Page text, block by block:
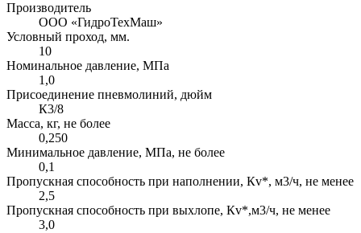
Производитель
ООО «ГидроТехМаш»
Условный проход, мм.
10
Номинальное давление, МПа
1,0
Присоединение пневмолиний, дюйм
К3/8
Масса, кг, не более
0,250
Минимальное давление, МПа, не более
0,1
Пропускная способность при наполнении, Кv*, м3/ч, не менее
2,5
Пропускная способность при выхлопе, Кv*,м3/ч, не менее
3,0